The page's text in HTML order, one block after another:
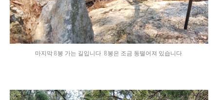
마지막 8봉 가는 길입니다. 8봉은 조금 동떨어져 있습니다.